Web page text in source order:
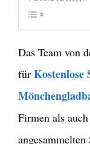
Das Team von
für Kostenlose
Firmen als